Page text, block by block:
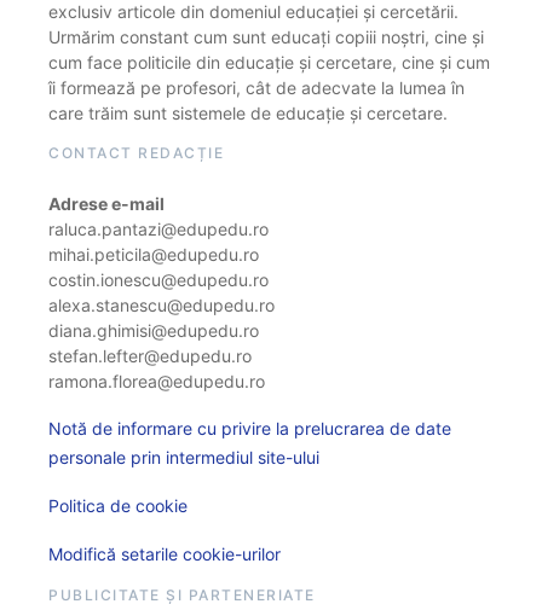
exclusiv articole din domeniul educației și cercetării.
Urmărim constant cum sunt educați copiii noștri, cine și
cum face politicile din educație și cercetare, cine și cum
îi formează pe profesori, cât de adecvate la lumea în
care trăim sunt sistemele de educație și cercetare.
CONTACT REDACȚIE
Adrese e-mail
raluca.pantazi@edupedu.ro
mihai.peticila@edupedu.ro
costin.ionescu@edupedu.ro
alexa.stanescu@edupedu.ro
diana.ghimisi@edupedu.ro
stefan.lefter@edupedu.ro
ramona.florea@edupedu.ro
Notă de informare cu privire la prelucrarea de date
personale prin intermediul site-ului
Politica de cookie
Modifică setarile cookie-urilor
PUBLICITATE ȘI PARTENERIATE